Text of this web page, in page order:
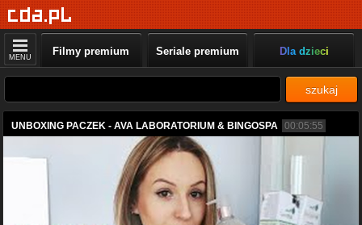
MENU Filmy premium Seriale premium Dla dzieci
szukaj
UNBOXING PACZEK - AVA LABORATORIUM & BINGOSPA 00:05:55